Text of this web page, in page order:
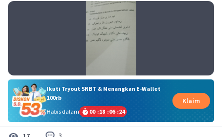
Ikuti Tryout SNBT & Menangkan E-Wallet
100rb
Habis dalam
00 :18 :06 :24
Klaim